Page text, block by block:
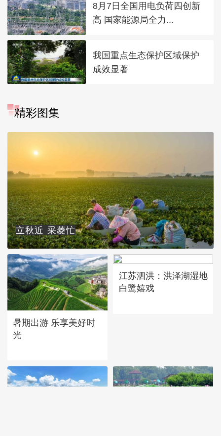
8月7日全国用电负荷四创新
高 国家能源局全力...
我国重点生态保护区域保护
成效显著
精彩图集
立秋近 采菱忙
暑期出游 乐享美好时
光
江苏泗洪：洪泽湖湿地
白鹭嬉戏